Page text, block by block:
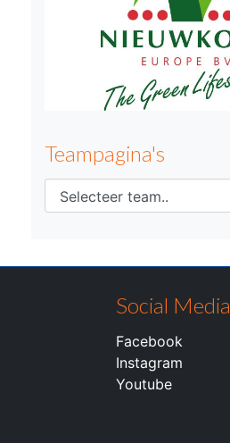
Teampagina's
Social Media
Facebook
Instagram
Youtube